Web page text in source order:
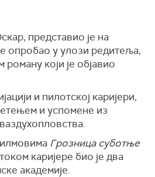
представио је на
опробао у улози редитеља,
који је објавио
и пилотској каријери,
и успомене из
Грозница суботње
каријере био је два
академије.